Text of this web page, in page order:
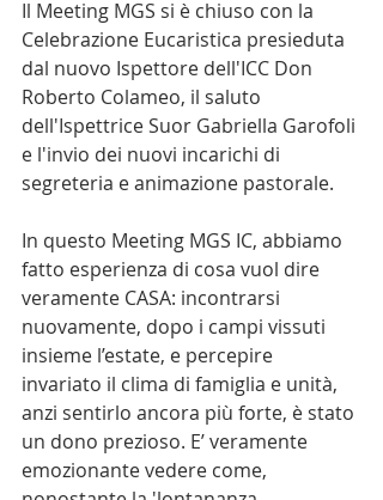
Il Meeting MGS si è chiuso con la
Celebrazione Eucaristica presieduta
dal nuovo Ispettore dell'ICC Don
Roberto Colameo, il saluto
dell'Ispettrice Suor Gabriella Garofoli
e l'invio dei nuovi incarichi di
segreteria e animazione pastorale.
In questo Meeting MGS IC, abbiamo
fatto esperienza di cosa vuol dire
veramente CASA: incontrarsi
nuovamente, dopo i campi vissuti
insieme l’estate, e percepire
invariato il clima di famiglia e unità,
anzi sentirlo ancora più forte, è stato
un dono prezioso. E’ veramente
emozionante vedere come,